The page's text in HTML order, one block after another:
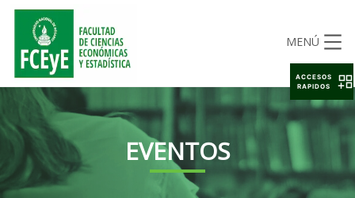
MENÚ
EVENTOS
ACCESOS
RAPIDOS